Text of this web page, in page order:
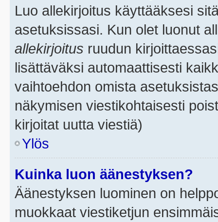
Luo allekirjoitus käyttääksesi
asetuksissasi. Kun olet luonut
allekirjoitus ruudun
lisättäväksi automaattisesti
vaihtoehdon omista
näkymisen viestikohtaisesti
kirjoitat uutta viestiä)
Ylös
Kuinka luon äänestyksen?
Äänestyksen luominen on
muokkaat viestiketjun